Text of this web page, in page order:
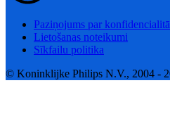
Paziņojums par
Lietošanas noteikumi
Sīkfailu politika
© Koninklijke Philips N.V., 2004 -